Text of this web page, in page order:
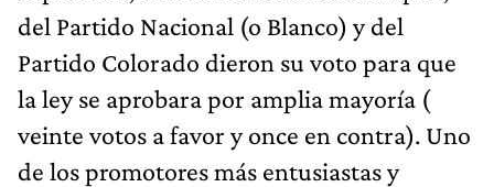
del Partido Nacional (o Blanco) y del
Partido Colorado dieron su voto para que
la ley se aprobara por amplia mayoría (
veinte votos a favor y once en contra). Uno
de los promotores más entusiastas y